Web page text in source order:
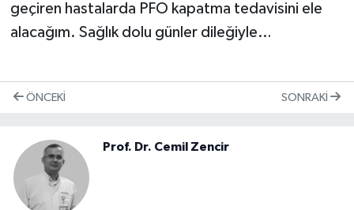
geçiren hastalarda PFO kapatma tedavisini ele
alacağım. Sağlık dolu günler dileğiyle…
ÖNCEKI SONRAKI
Prof. Dr. Cemil Zencir